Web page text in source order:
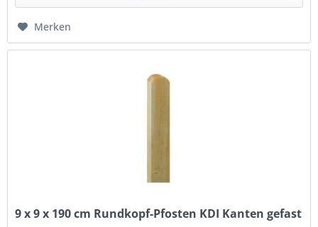
Merken
9 x 9 x 190 cm Rundkopf-Pfosten KDI Kanten gefast